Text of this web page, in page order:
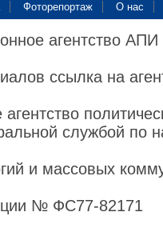
Фоторепортаж О нас
агентство
ссылка на
службой по
и массовых
№ ФС77-82171